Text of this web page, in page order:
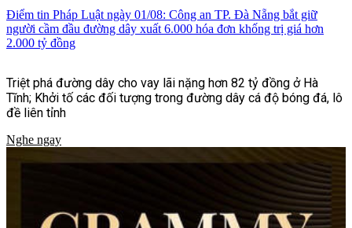
Điểm tin Pháp Luật ngày 01/08: Công an TP. Đà Nẵng bắt giữ
người cầm đầu đường dây xuất 6.000 hóa đơn khống trị giá hơn
2.000 tỷ đồng
Triệt phá đường dây cho vay lãi nặng hơn 82 tỷ đồng ở Hà
Tĩnh; Khởi tố các đối tượng trong đường dây cá độ bóng đá, lô
đề liên tỉnh
Nghe ngay